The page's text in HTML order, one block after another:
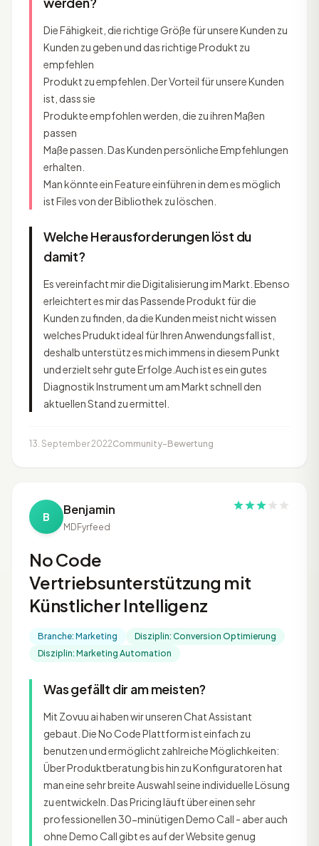
Die Fähigkeit, die richtige Größe für unsere Kunden zu
Kunden zu geben und das richtige Produkt zu
empfehlen
Produkt zu empfehlen. Der Vorteil für unsere Kunden
ist, dass sie
Produkte empfohlen werden, die zu ihren Maßen
passen
Maße passen. Das Kunden persönliche Empfehlungen
erhalten.
Man könnte ein Feature einführen in dem es möglich
ist Files von der Bibliothek zu löschen.
Welche Herausforderungen löst du
damit?
Es vereinfacht mir die Digitalisierung im Markt. Ebenso
erleichtert es mir das Passende Produkt für die
Kunden zu finden, da die Kunden meist nicht wissen
welches Prudukt ideal für Ihren Anwendungsfall ist,
deshalb unterstütz es mich immens in diesem Punkt
und erzielt sehr gute Erfolge.Auch ist es ein gutes
Diagnostik Instrument um am Markt schnell den
aktuellen Stand zu ermittel.
13. September 2022Community-Bewertung
B Benjamin
MD Fyrfeed
No Code
Vertriebsunterstützung mit
Künstlicher Intelligenz
Branche: Marketing
Disziplin: Conversion Optimierung
Disziplin: Marketing Automation
Was gefällt dir am meisten?
Mit Zovuu ai haben wir unseren Chat Assistant
gebaut. Die No Code Plattform ist einfach zu
benutzen und ermöglicht zahlreiche Möglichkeiten:
Über Produktberatung bis hin zu Konfiguratoren hat
man eine sehr breite Auswahl seine individuelle Lösung
zu entwickeln. Das Pricing läuft über einen sehr
professionellen 30-minütigen Demo Call - aber auch
ohne Demo Call gibt es auf der Website genug